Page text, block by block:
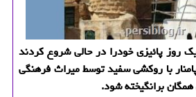
روز پائیزی خودرا در حالی شروع كردند
با روكشی سفید توسط میراث فرهنگی
برانگیخته شود.